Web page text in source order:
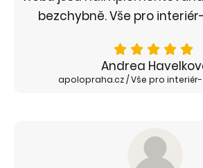
bezchybně. Vše pro interiér-
Andrea
apolopraha.cz / Vše pro interiér-